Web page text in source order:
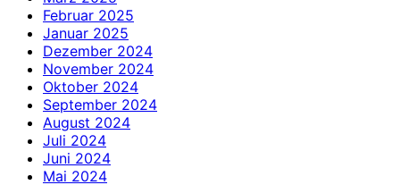
Februar 2025
Januar 2025
Dezember 2024
November 2024
Oktober 2024
September 2024
August 2024
Juli 2024
Juni 2024
Mai 2024